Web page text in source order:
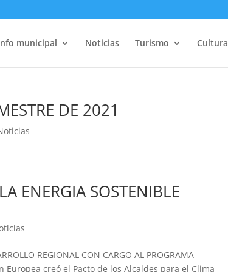
municipal Noticias Turismo Cultura
DE 2021
ENERGIA SOSTENIBLE
REGIONAL CON CARGO AL PROGRAMA
Europea creó el Pacto de los Alcaldes para el Clima